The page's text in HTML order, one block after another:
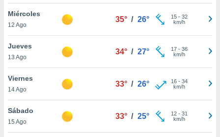
sitio
En
sean
el sitio
ni para
o
Miércoles
12 Ago
35° / 26° 15- 32
km/h
Jueves
13 Ago
34° / 27° 17- 36
km/h
Viernes
14 Ago
33° / 26° 16- 34
km/h
Sábado
15 Ago
33° / 25° 12- 31
km/h